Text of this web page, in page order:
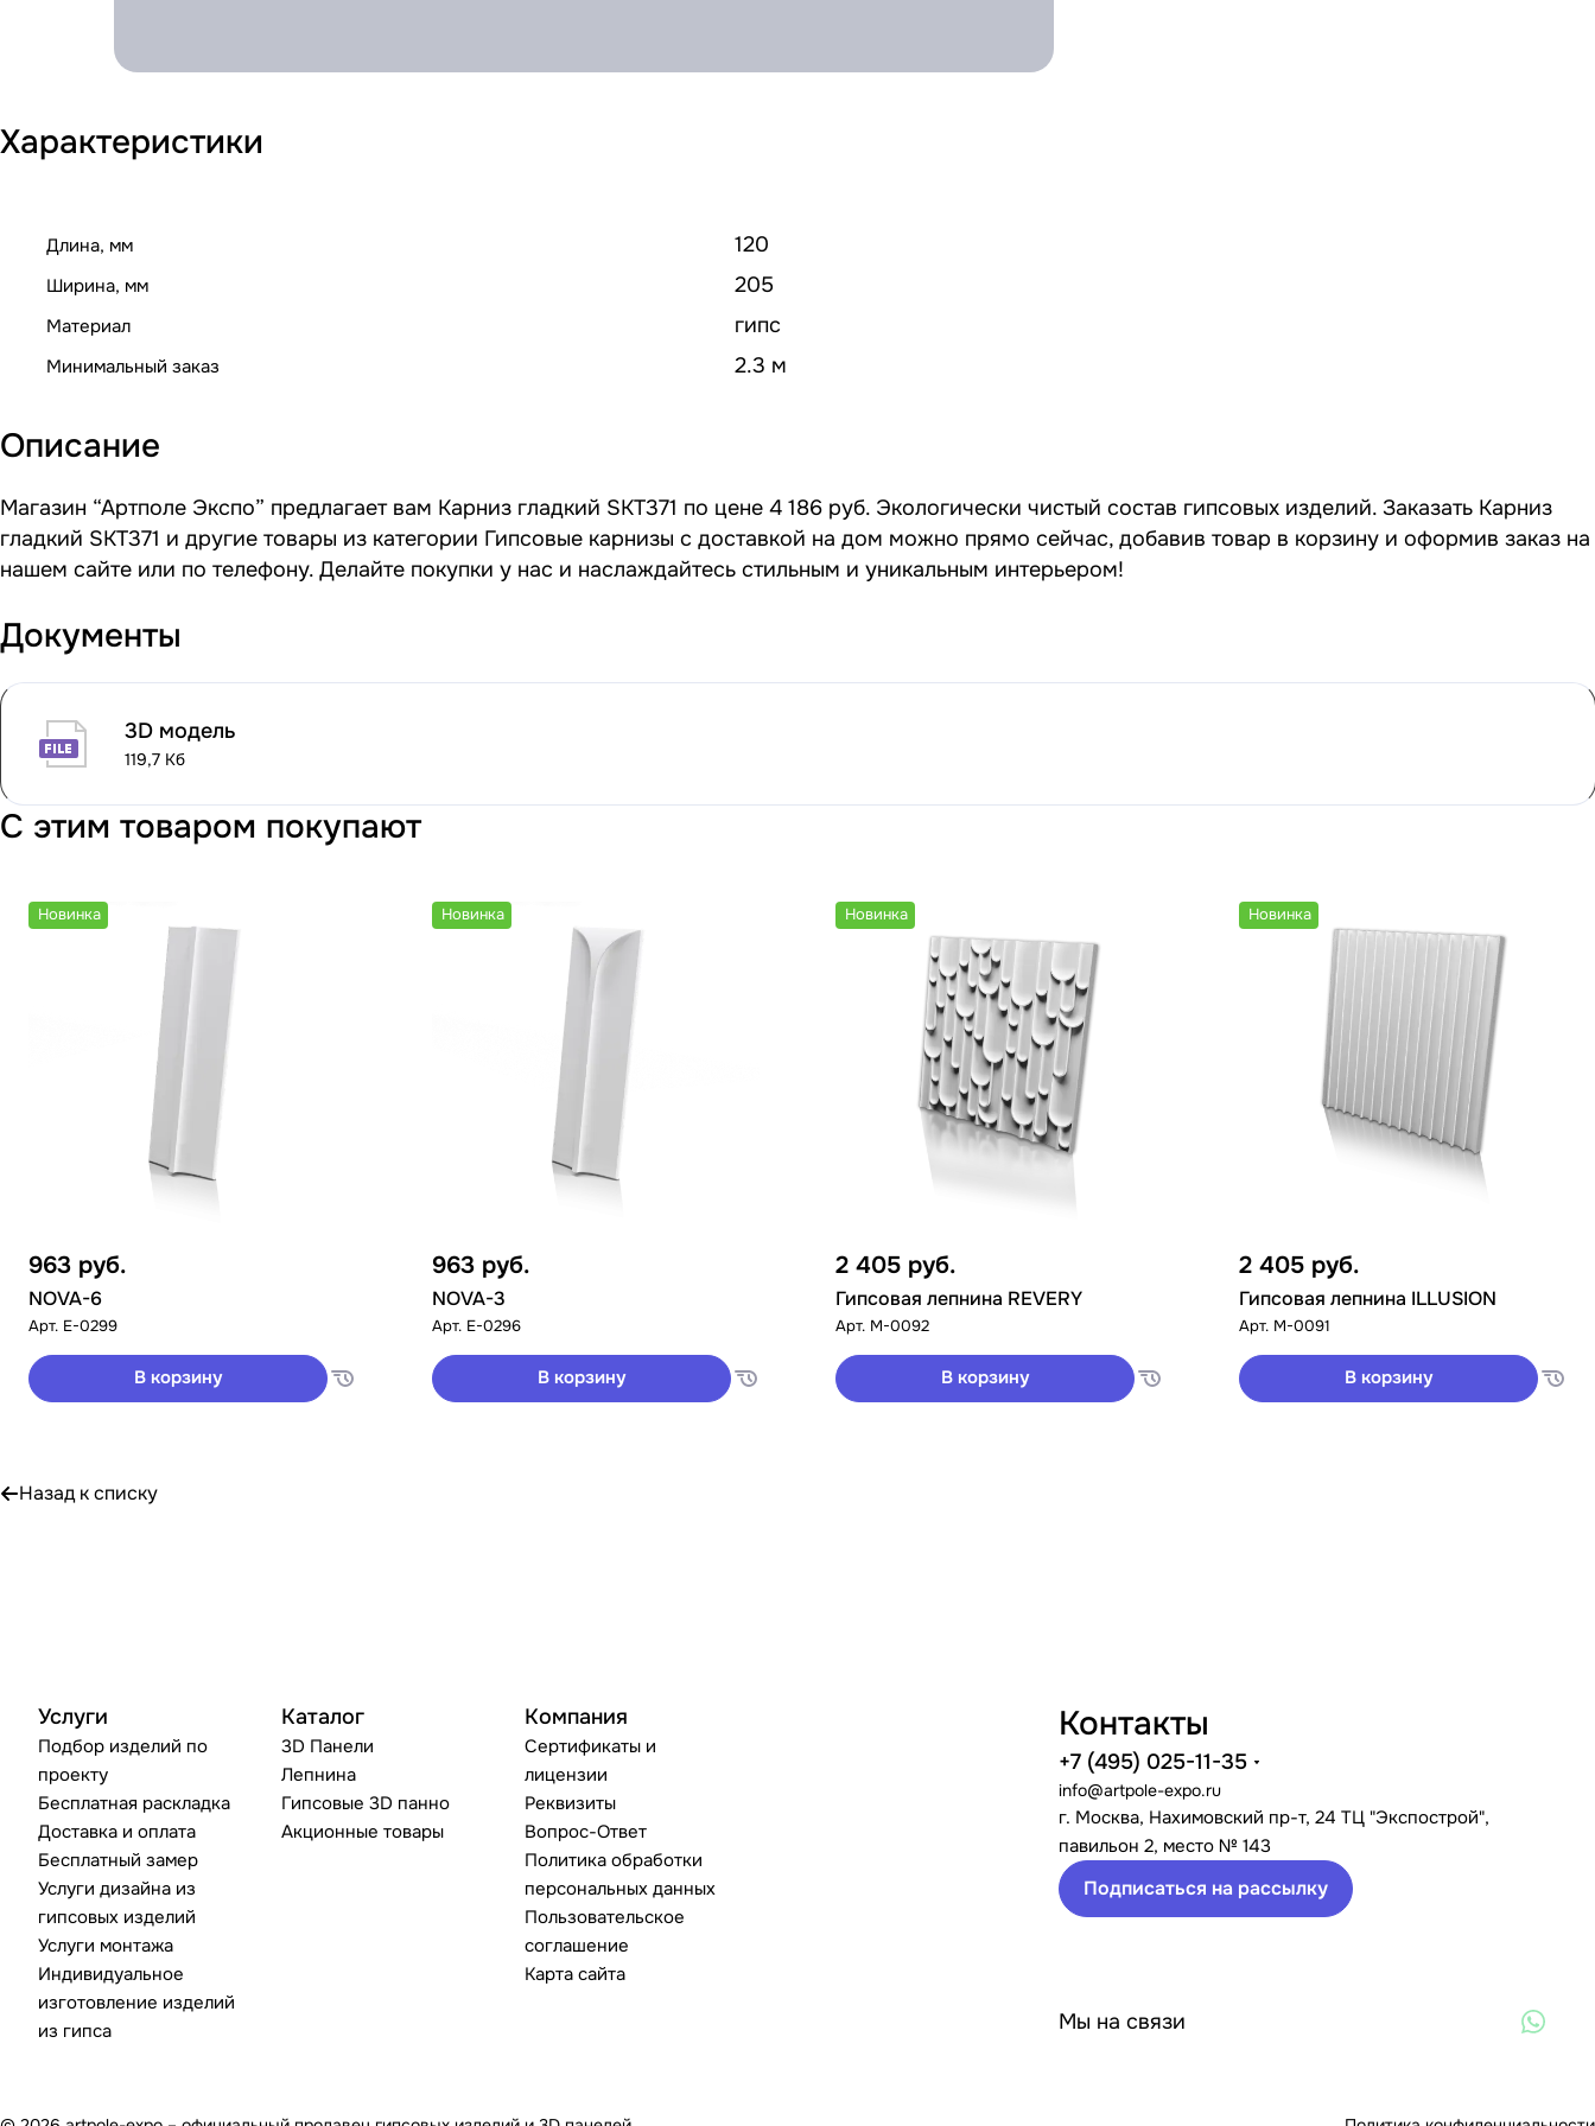
Характеристики
Длина, мм 120
Ширина, мм 205
Материал гипс
Минимальный заказ 2.3 м
Описание
Магазин “Артполе Экспо” предлагает вам Карниз гладкий SKT371 по цене 4 186 руб. Экологически чистый состав гипсовых изделий. Заказать Карниз
гладкий SKT371 и другие товары из категории Гипсовые карнизы с доставкой на дом можно прямо сейчас, добавив товар в корзину и оформив заказ на
нашем сайте или по телефону. Делайте покупки у нас и наслаждайтесь стильным и уникальным интерьером!
Документы
3D модель
119,7 Кб
С этим товаром покупают
Новинка
963 руб.
NOVA-6
Арт. E-0299
В корзину
Новинка
963 руб.
NOVA-3
Арт. E-0296
В корзину
Новинка
2 405 руб.
Гипсовая лепнина REVERY
Арт. M-0092
В корзину
Новинка
2 405 руб.
Гипсовая лепнина ILLUSION
Арт. M-0091
В корзину
Назад к списку
Услуги
Подбор изделий по
проекту
Бесплатная раскладка
Доставка и оплата
Бесплатный замер
Услуги дизайна из
гипсовых изделий
Услуги монтажа
Индивидуальное
изготовление изделий
из гипса
Каталог
3D Панели
Лепнина
Гипсовые 3D панно
Акционные товары
Компания
Сертификаты и
лицензии
Реквизиты
Вопрос-Ответ
Политика обработки
персональных данных
Пользовательское
соглашение
Карта сайта
Контакты
+7 (495) 025-11-35
info@artpole-expo.ru
г. Москва, Нахимовский пр-т, 24 ТЦ "Экспострой",
павильон 2, место № 143
Подписаться на рассылку
Мы на связи